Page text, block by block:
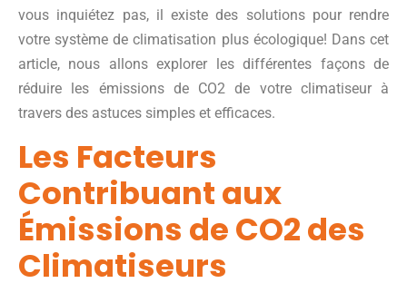
vous inquiétez pas, il existe des solutions pour rendre
votre système de climatisation plus écologique! Dans cet
article, nous allons explorer les différentes façons de
réduire les émissions de CO2 de votre climatiseur à
travers des astuces simples et efficaces.
Les Facteurs
Contribuant aux
Émissions de CO2 des
Climatiseurs